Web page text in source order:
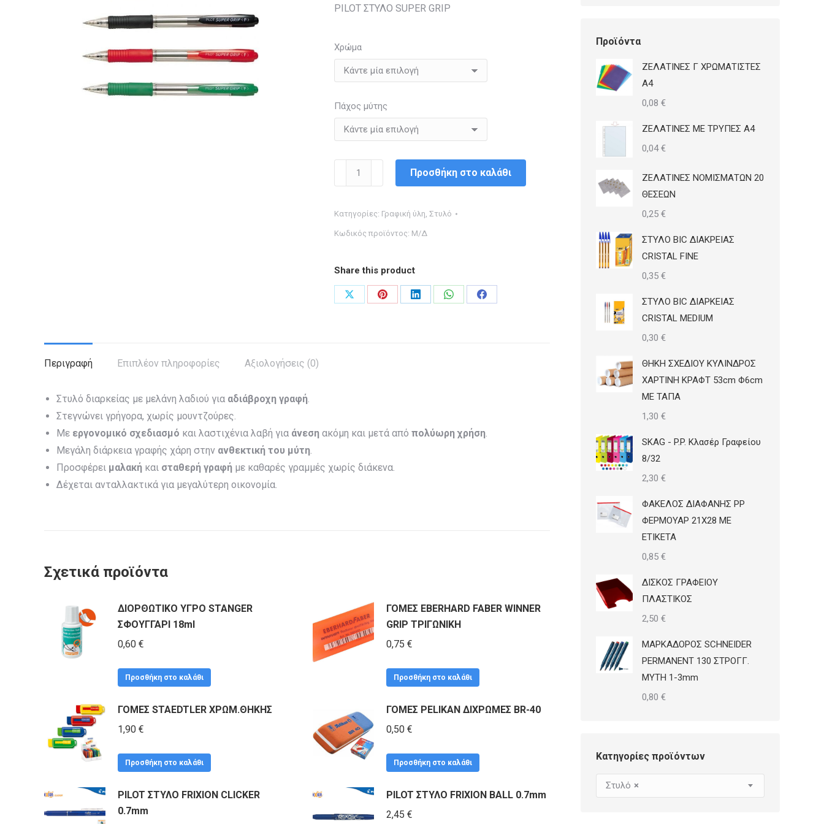
PILOT ΣΤΥΛΟ SUPER GRIP
Χρώμα
Πάχος μύτης
PILOT
ΣΤΥΛΟ
GRIP
ποσότητα
Προσθήκη στο καλάθι
Κατηγορίες: Γραφική ύλη, Στυλό
Κωδικός προϊόντος: Μ/Δ
Share this product
Share
Share
Share
Share
Share
Περιγραφή Επιπλέον πληροφορίες Αξιολογήσεις (0)
Στυλό διαρκείας με μελάνη λαδιού για αδιάβροχη γραφή.
Στεγνώνει γρήγορα, χωρίς μουντζούρες.
Με εργονομικό σχεδιασμό και λαστιχένια λαβή για άνεση ακόμη και μετά από πολύωρη χρήση.
Μεγάλη διάρκεια γραφής χάρη στην ανθεκτική του μύτη.
Προσφέρει μαλακή και σταθερή γραφή με καθαρές γραμμές χωρίς διάκενα.
Δέχεται ανταλλακτικά για μεγαλύτερη οικονομία.
Σχετικά προϊόντα
ΔΙΟΡΘΩΤΙΚΟ ΥΓΡΟ STANGER
ΣΦΟΥΓΓΑΡΙ 18ml
0,60 €
Προσθήκη στο καλάθι
ΓΟΜΕΣ EBERHARD FABER WINNER
GRIP ΤΡΙΓΩΝΙΚΗ
0,75 €
Προσθήκη στο καλάθι
ΓΟΜΕΣ STAEDTLER ΧΡΩΜ.ΘΗΚΗΣ
1,90 €
Προσθήκη στο καλάθι
ΓΟΜΕΣ PELIKAN ΔΙΧΡΩΜΕΣ BR-40
0,50 €
Προσθήκη στο καλάθι
PILOT ΣΤΥΛΟ FRIXION CLICKER
0.7mm
PILOT ΣΤΥΛΟ FRIXION BALL 0.7mm
2,45 €
Προϊόντα
ΖΕΛΑΤΙΝΕΣ Γ ΧΡΩΜΑΤΙΣΤΕΣ
Α4
0,08 €
ΖΕΛΑΤΙΝΕΣ ΜΕ ΤΡΥΠΕΣ Α4
0,04€
ΖΕΛΑΤΙΝΕΣ ΝΟΜΙΣΜΑΤΩΝ 20
ΘΕΣΕΩΝ
0,25 €
ΣΤΥΛΟ BIC ΔΙΑΚΡΕΙΑΣ
CRISTAL FINE
0,35 €
ΣΤΥΛΟ BIC ΔΙΑΡΚΕΙΑΣ
CRISTAL MEDIUM
0,30 €
ΘΗΚΗ ΣΧΕΔΙΟΥ ΚΥΛΙΝΔΡΟΣ
ΧΑΡΤΙΝΗ ΚΡΑΦΤ 53cm Φ6cm
ΜΕ ΤΑΠΑ
1,30 €
SKAG - P.P. Κλασέρ Γραφείου
8/32
2,30 €
ΦΑΚΕΛΟΣ ΔΙΑΦΑΝΗΣ PP
ΦΕΡΜΟΥΑΡ 21Χ28 ΜΕ
ΕΤΙΚΕΤΑ
0,85 €
ΔΙΣΚΟΣ ΓΡΑΦΕΙΟΥ
ΠΛΑΣΤΙΚΟΣ
2,50 €
ΜΑΡΚΑΔΟΡΟΣ SCHNEIDER
PERMANENT 130 ΣΤΡΟΓΓ.
ΜΥΤΗ 1-3mm
0,80 €
Κατηγορίες προϊόντων
×
Στυλό